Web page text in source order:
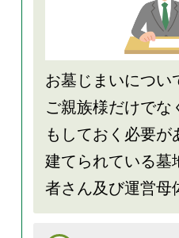
お墓じまいについ
ご親族様だけでな
もしておく必要
建てられている墓
者さん及び運営母